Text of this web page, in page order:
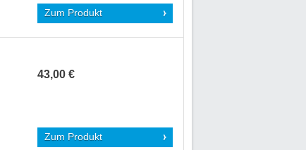
Zum Produkt
43,00 €
Zum Produkt